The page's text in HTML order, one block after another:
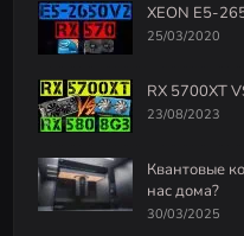
XEON E5-
25/03/2020
RX 5700XT
23/08/2023
Квантовые
нас дома?
30/03/2025